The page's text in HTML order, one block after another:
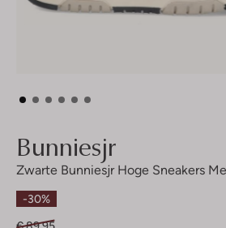
Bunniesjr
Zwarte Bunniesjr Hoge Sneakers
-30%